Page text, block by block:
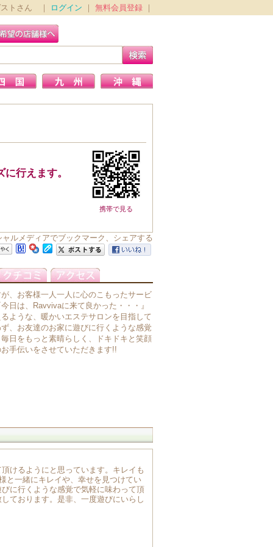
ストさん ｜ ログイン 無料会員登録
携帯で見る
行えます。
ルメディアでブックマーク、シェアする
、お客様一人一人に心のこもったサービ
日は、Ravvivaに来て良かった・・・』
ような、暖かいエステサロンを目指して
、お友達のお家に遊びに行くような感覚
日をもっと素晴らしく、ドキドキと笑顔
手伝いをさせていただきます!!
けるようにと思っています。キレイも
と一緒にキレイや、幸せを見つけてい
に行くような感覚で気軽に味わって頂
ております。是非、一度遊びにいらし